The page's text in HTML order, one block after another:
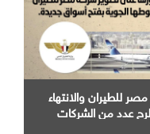
للطيران والانتهاء
عدد من الشركات